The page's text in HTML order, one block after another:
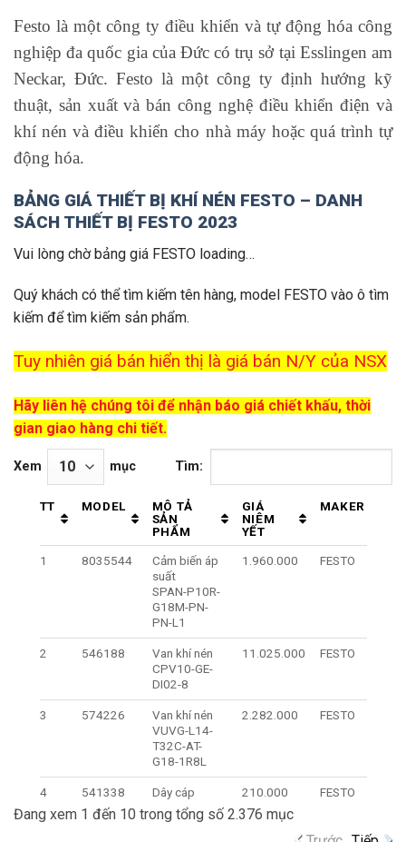
Festo là một công ty điều khiển và tự động hóa công
nghiệp đa quốc gia của Đức có trụ sở tại Esslingen am
Neckar, Đức. Festo là một công ty định hướng kỹ
thuật, sản xuất và bán công nghệ điều khiển điện và
khí nén và điều khiển cho nhà máy hoặc quá trình tự
động hóa.
BẢNG GIÁ THIẾT BỊ KHÍ NÉN FESTO – DANH
SÁCH THIẾT BỊ FESTO 2023
Vui lòng chờ bảng giá FESTO loading…
Quý khách có thể tìm kiếm tên hàng, model FESTO vào ô tìm
kiếm để tìm kiếm sản phẩm.
Tuy nhiên giá bán hiển thị là giá bán N/Y của NSX
Hãy liên hệ chúng tôi để nhận báo giá chiết khấu, thời
gian giao hàng chi tiết.
Xem mục Tìm:
TT MODEL
MÔ TẢ
SẢN
PHẨM
GIÁ
NIÊM
YẾT
MAKER
1
8035544
Cảm biến áp
suất
SPAN-P10R-
G18M-PN-
PN-L1
1.960.000 FESTO
2 546188
Van khí nén
CPV10-GE-
DI02-8
11.025.000 FESTO
3 574226
Van khí nén
VUVG-L14-
T32C-AT-
G18-1R8L
2.282.000 FESTO
4 541338
Dây cáp
NEBU-M8W3-
K-2.5-LE3
210.000 FESTO
Đang xem 1 đến 10 trong tổng số 2.376 mục